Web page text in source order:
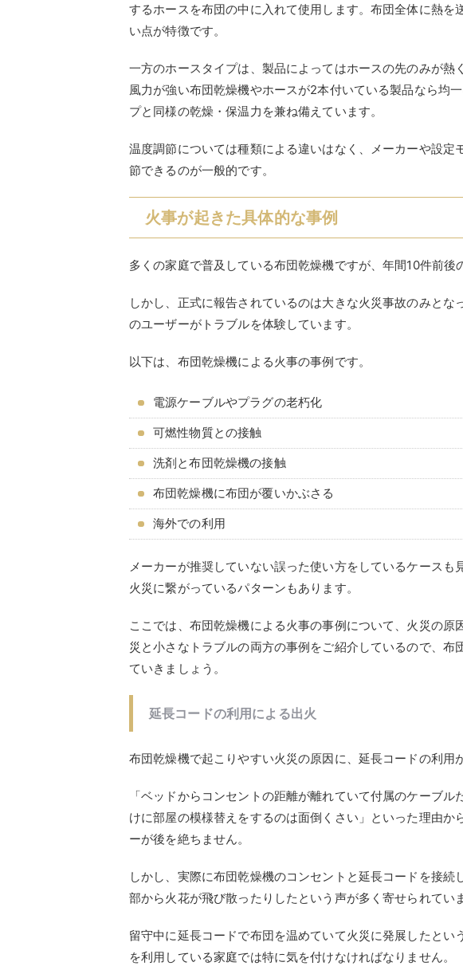
するホースを布団の中に入れて使用します。布団全体に熱を
い点が特徴です。
一方のホースタイプは、製品によってはホースの先のみが熱
風力が強い布団乾燥機やホースが2本付いている製品なら均
プと同様の乾燥・保温力を兼ね備えています。
温度調節については種類による違いはなく、メーカーや設
節できるのが一般的です。
火事が起きた具体的な事例
多くの家庭で普及している布団乾燥機ですが、年間10件前後
しかし、正式に報告されているのは大きな火災事故のみと
のユーザーがトラブルを体験しています。
以下は、布団乾燥機による火事の事例です。
電源ケーブルやプラグの老朽化
可燃性物質との接触
洗剤と布団乾燥機の接触
布団乾燥機に布団が覆いかぶさる
海外での利用
メーカーが推奨していない誤った使い方をしているケース
火災に繋がっているパターンもあります。
ここでは、布団乾燥機による火事の事例について、火災の原
災と小さなトラブルの両方の事例をご紹介しているので、布
ていきましょう。
延長コードの利用による出火
布団乾燥機で起こりやすい火災の原因に、延長コードの利用
「ベッドからコンセントの距離が離れていて付属のケーブ
けに部屋の模様替えをするのは面倒くさい」といった理由
ーが後を絶ちません。
しかし、実際に布団乾燥機のコンセントと延長コードを接
部から火花が飛び散ったりしたという声が多く寄せられていま
留守中に延長コードで布団を温めていて火災に発展したとい
を利用している家庭では特に気を付けなければなりません。